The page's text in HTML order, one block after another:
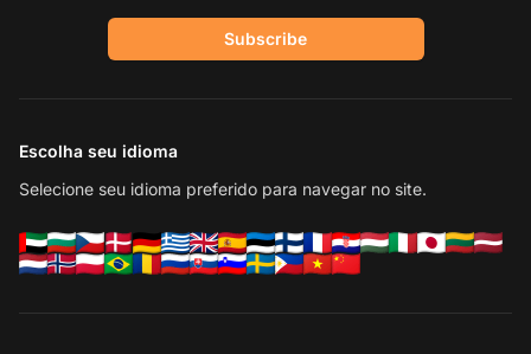
Subscribe
Escolha seu idioma
Selecione seu idioma preferido para navegar no site.